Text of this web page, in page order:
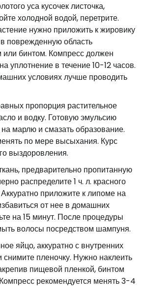
уса кусочек листочка,
холодной водой, перетрите.
нужно приложить к жировику
поврежденную область
бинтом. Компресс должен
уплотнение в течение 10-12 часов.
условиях лучше проводить
пропорция растительное
и водку. Готовую эмульсию
марлю и смазать образование.
по мере высыхания. Курс
выздоровления.
предварительно пропитанную
распределите 1 ч. л. красного
приложите к липоме на
от нее в домашних
на 15 минут. После процедуры
волосы посредством шампуня.
яйцо, аккуратно с внутренних
снимите пленочку. Нужно наклеить
пищевой пленкой, бинтом
рекомендуется менять 3-4